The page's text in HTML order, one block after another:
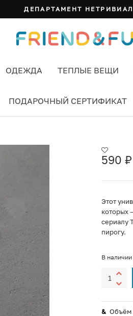
ДЕПАРТАМЕНТ
ОДЕЖДА ТЕПЛЫЕ ВЕЩИ
ПОДАРОЧНЫЙ СЕРТИФИКАТ
590 ₽
Этот
которых
сериалу
пирогу.
В наличии
Объём